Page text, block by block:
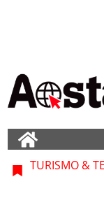
TURISMO &